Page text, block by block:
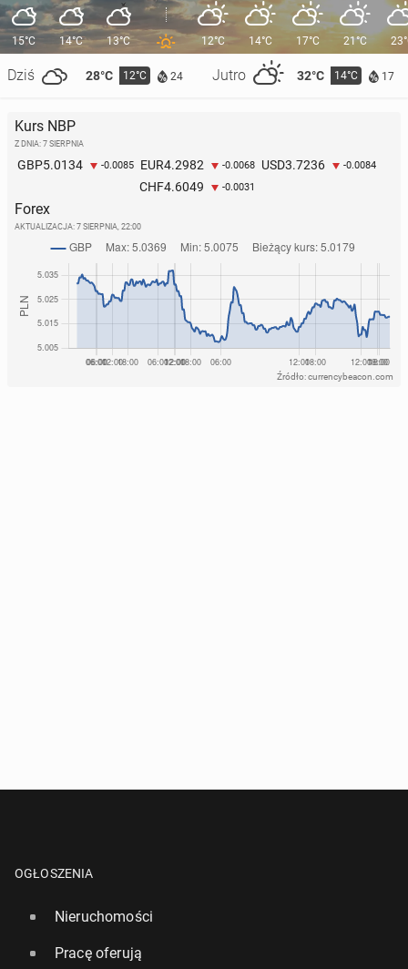
15°C
Dziś 28°C 12°C 24 Jutro 32°C 14°C 17
14°C 13°C 12°C 14°C 17°C 21°C
Kurs NBP
Z DNIA: 7 SIERPNIA
GBP5.0134 -0.0085 EUR4.2982 -0.0068 USD3.7236 -0.0084
CHF4.6049 -0.0031
Forex
AKTUALIZACJA: 7 SIERPNIA, 22:00
Źródło: currencybeacon.com
OGŁOSZENIA
Nieruchomości
Pracę oferują